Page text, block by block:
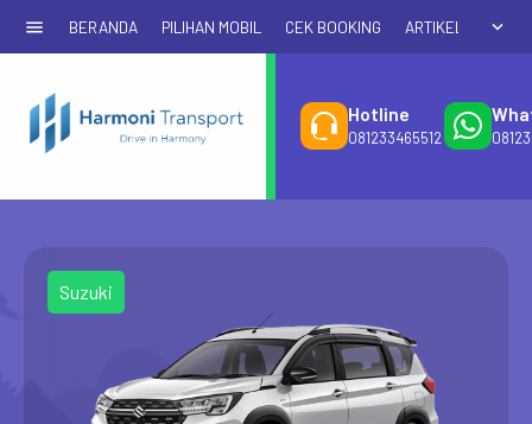
menu BERANDA PILIHAN MOBIL CEK BOOKING ARTIKEL & PROMO
expand_more
Hotline
081233465512
Suzuki